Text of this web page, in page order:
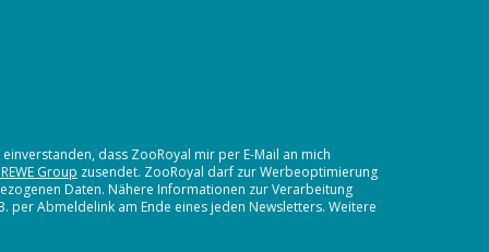
dass ZooRoyal mir per E-Mail an mich
Group zusendet. ZooRoyal darf zur Werbeoptimierung
Daten. Nähere Informationen zur Verarbeitung
per Abmeldelink am Ende eines jeden Newsletters. Weitere